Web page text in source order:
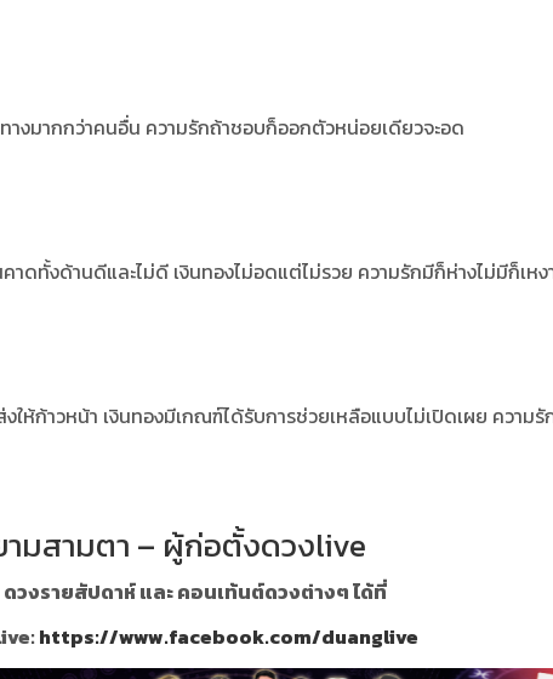
งมากกว่าคนอื่น ความรักถ้าชอบก็ออกตัวหน่อยเดียวจะอด
าดทั้งด้านดีและไม่ดี เงินทองไม่อดแต่ไม่รวย ความรักมีก็ห่างไม่มีก็เหง
ห้ก้าวหน้า เงินทองมีเกณฑ์ได้รับการช่วยเหลือแบบไม่เปิดเผย ความรั
ามสามตา – ผู้ก่อตั้งดวงlive
วงรายสัปดาห์ และ คอนเท้นต์ดวงต่างๆ ได้ที่
https://www.facebook.com/duanglive